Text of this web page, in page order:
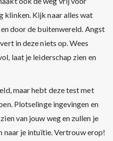
klinken. Kijk naar alles wat
door de buitenwereld. Angst
in deze niets op. Wees
laat je leiderschap zien en
maar hebt deze test met
Plotselinge ingevingen en
van jouw weg en zullen je
naar je intuïtie. Vertrouw erop!